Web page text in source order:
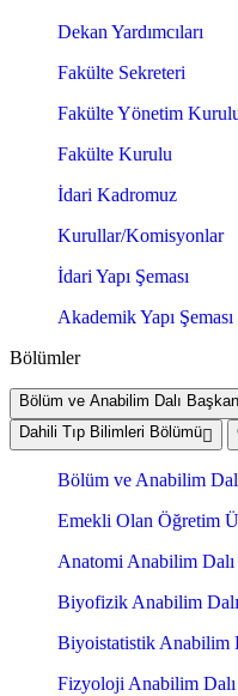
Dekan Yardımcıları
Fakülte Sekreteri
Fakülte Yönetim
Fakülte Kurulu
İdari Kadromuz
Kurullar/Komisyonlar
İdari Yapı Şeması
Akademik Yapı Şeması
Bölümler
Bölüm ve Anabilim Dalı
Dahili Tıp Bilimleri Bölümü
Bölüm ve Anabilim
Emekli Olan Öğretim
Anatomi Anabilim Dalı
Biyofizik Anabilim Dalı
Biyoistatistik Anabilim
Fizyoloji Anabilim Dalı